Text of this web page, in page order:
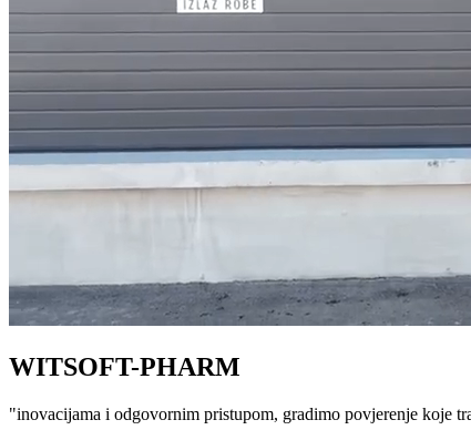
WITSOFT-PHARM
"inovacijama i odgovornim pristupom, gradimo povjerenje koje